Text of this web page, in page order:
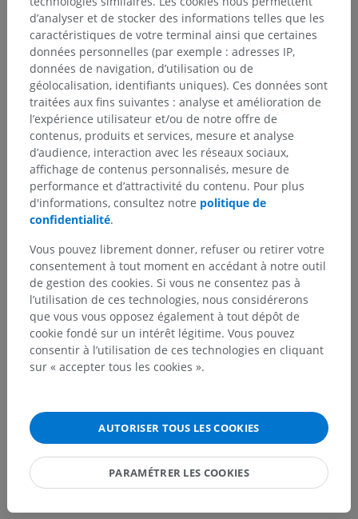
La traduction est incorrecte ? SIGNALER
Références
Price S, Daly DT. Neuroanatomy, Trigeminal Nucleus. [Updated 2023
May 1]. In: StatPearls [Internet]. Treasure Island (FL): StatPearls
Publishing; 2024 Jan-. Available from:
https://www.ncbi.nlm.nih.gov/books/NBK539823/
Purves D, Augustine GJ, Fitzpatrick D, et al., editors. Neuroscience. 2nd
edition. Sunderland (MA): Sinauer Associates; 2001. The Trigeminal
https://www.ncbi.nlm.nih.gov/books/NBK10853/
Galerie
d’analyser et de stocker des informations telles que les
caractéristiques de votre terminal ainsi que certaines
données personnelles (par exemple : adresses IP,
données de navigation, d’utilisation ou de
géolocalisation, identifiants uniques). Ces données sont
traitées aux fins suivantes : analyse et amélioration de
l’expérience utilisateur et/ou de notre offre de
contenus, produits et services, mesure et analyse
d’audience, interaction avec les réseaux sociaux,
affichage de contenus personnalisés, mesure de
performance et d’attractivité du contenu. Pour plus
d'informations, consultez notre politique de
confidentialité.
Vous pouvez librement donner, refuser ou retirer votre
consentement à tout moment en accédant à notre outil
de gestion des cookies. Si vous ne consentez pas à
l’utilisation de ces technologies, nous considérerons
que vous vous opposez également à tout dépôt de
cookie fondé sur un intérêt légitime. Vous pouvez
consentir à l’utilisation de ces technologies en cliquant
sur « accepter tous les cookies ».
AUTORISER TOUS LES COOKIES
PARAMÉTRER LES COOKIES